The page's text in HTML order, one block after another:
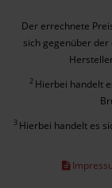
Der errechnete
sich gegenüber
2 Hierbei handelt
3 Hierbei handelt es